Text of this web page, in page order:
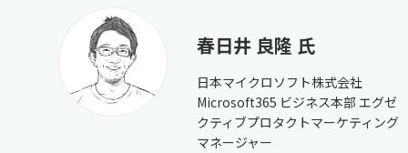
春日井 良隆 氏
日本マイクロソフト株式会社
Microsoft365 ビジネス本部 エグゼ
クティブプロタクトマーケティング
マネージャー